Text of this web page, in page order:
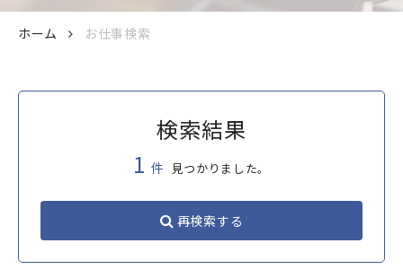
ホーム お仕事検索
検索結果
1 件 見つかりました。
再検索する